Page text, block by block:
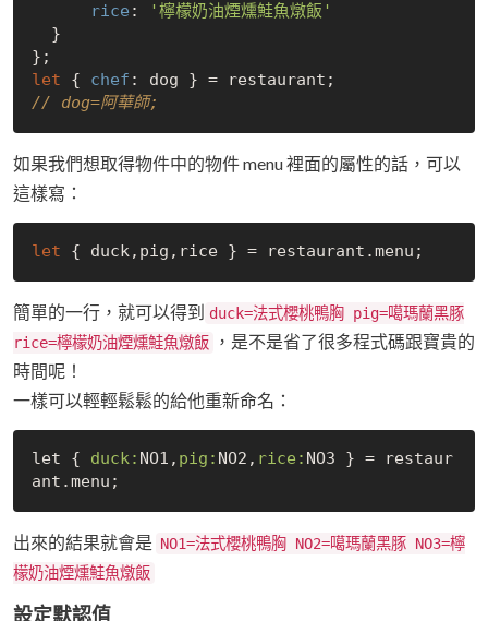
rice :
'檸檬奶油煙燻鮭魚燉飯'
let { chef
// dog=阿華師;
如果我們想取得物件中的物件 menu 裡面的屬性的話，可以
這樣寫：
let
簡單的一行，就可以得到 duck=法式櫻桃鴨胸 pig=噶瑪蘭黑豚
rice=檸檬奶油煙燻鮭魚燉飯
，是不是省了很多程式碼跟寶貴的
時間呢！
一樣可以輕輕鬆鬆的給他重新命名：
let { duck: NO1, pig: NO2, rice: NO3 } = restaur
出來的結果就會是 NO1=法式櫻桃鴨胸 NO2=噶瑪蘭黑豚 NO3=檸
檬奶油煙燻鮭魚燉飯
設定默認值